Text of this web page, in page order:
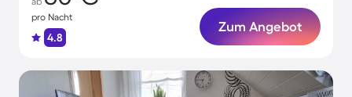
pro Nacht
4.8
Zum Angebot